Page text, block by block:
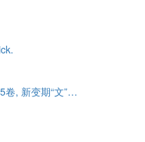
卷, 新变期“文”…